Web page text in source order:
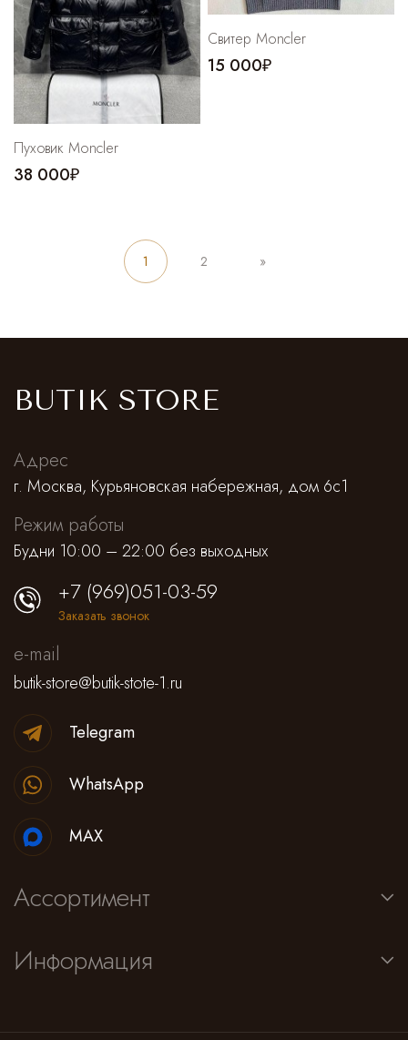
Пуховик Moncler
38 000₽
Свитер Moncler
15 000₽
1 2 »
BUTIK STORE
Адрес
г. Москва, Курьяновская набережная, дом 6с1
Режим работы
Будни 10:00 – 22:00 без выходных
Ассортимент
Информация
+7 (969)051-03-59
Заказать звонок
e-mail
butik-store@butik-stote-1.ru
Telegram
WhatsApp
MAX